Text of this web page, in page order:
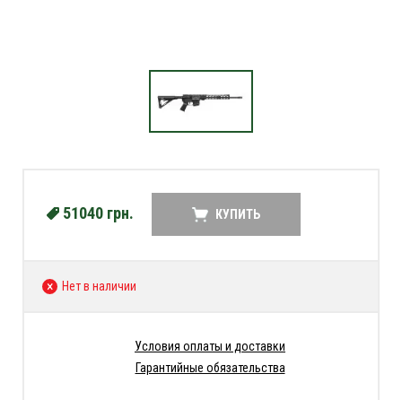
51040 грн. КУПИТЬ
Нет в наличии
Условия оплаты и доставки
Гарантийные обязательства